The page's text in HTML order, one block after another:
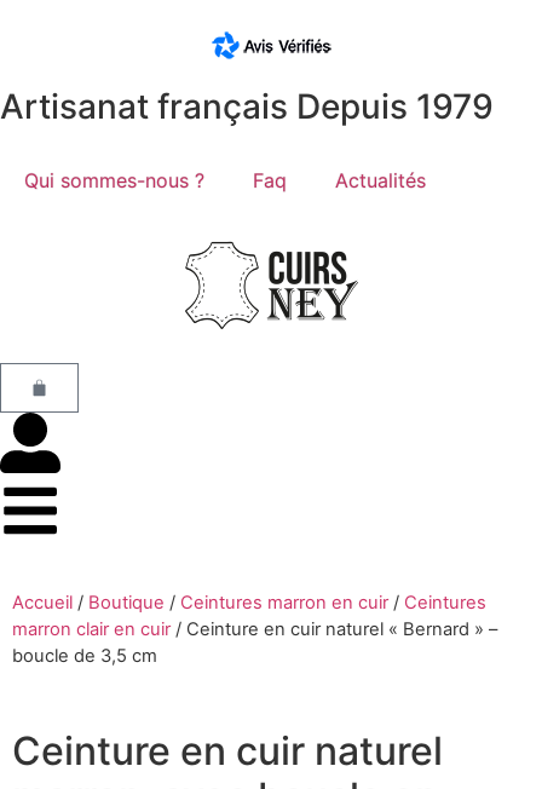
Artisanat français Depuis 1979
Qui sommes-nous ? Faq Actualités
Accueil / Boutique / Ceintures marron en cuir/ Ceintures
marron clair en cuir/ Ceinture en cuir naturel « Bernard » –
boucle de 3,5 cm
Ceinture en cuir naturel